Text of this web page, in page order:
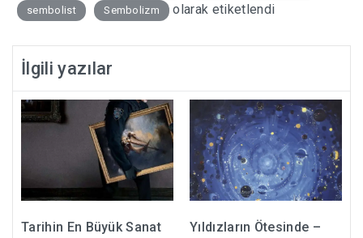
sembolist
Sembolizm olarak etiketlendi
İlgili yazılar
Tarihin En Büyük Sanat
Yıldızların Ötesinde –